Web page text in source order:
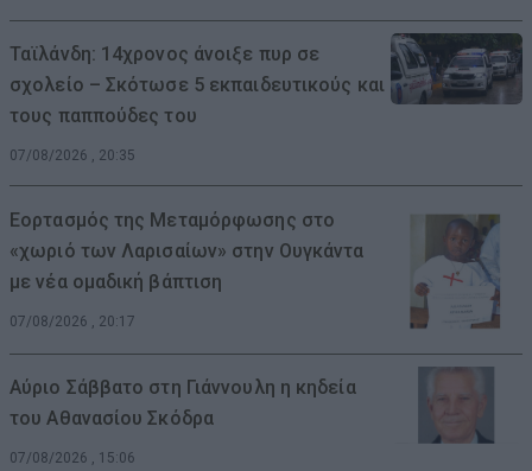
Ταϊλάνδη: 14χρονος άνοιξε πυρ σε
σχολείο – Σκότωσε 5 εκπαιδευτικούς και
τους παππούδες του
07/08/2026 , 20:35
Εορτασμός της Μεταμόρφωσης στο
«χωριό των Λαρισαίων» στην Ουγκάντα
με νέα ομαδική βάπτιση
07/08/2026 , 20:17
Αύριο Σάββατο στη Γιάννουλη η κηδεία
του Αθανασίου Σκόδρα
07/08/2026 , 15:06